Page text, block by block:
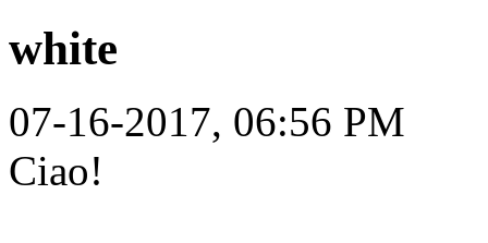
white
07-16-2017, 06:56 PM
Ciao!